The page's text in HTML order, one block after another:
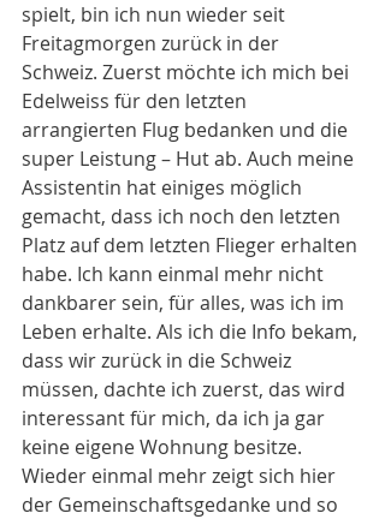
spielt, bin ich nun wieder seit
Freitagmorgen zurück in der
Schweiz. Zuerst möchte ich mich bei
Edelweiss für den letzten
arrangierten Flug bedanken und die
super Leistung – Hut ab. Auch meine
Assistentin hat einiges möglich
gemacht, dass ich noch den letzten
Platz auf dem letzten Flieger erhalten
habe. Ich kann einmal mehr nicht
dankbarer sein, für alles, was ich im
Leben erhalte. Als ich die Info bekam,
dass wir zurück in die Schweiz
müssen, dachte ich zuerst, das wird
interessant für mich, da ich ja gar
keine eigene Wohnung besitze.
Wieder einmal mehr zeigt sich hier
der Gemeinschaftsgedanke und so